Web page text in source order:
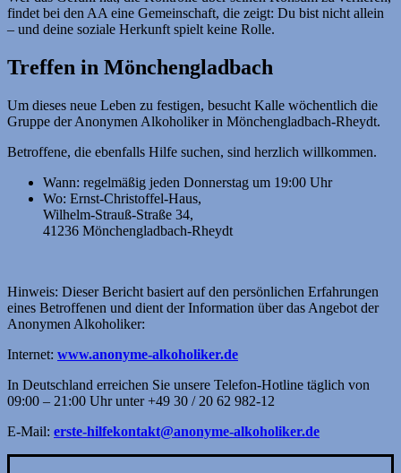
findet bei den AA eine Gemeinschaft, die zeigt: Du bist nicht allein
– und deine soziale Herkunft spielt keine Rolle.
Treffen in Mönchengladbach
Um dieses neue Leben zu festigen, besucht Kalle wöchentlich die
Gruppe der Anonymen Alkoholiker in Mönchengladbach-Rheydt.
Betroffene, die ebenfalls Hilfe suchen, sind herzlich willkommen.
Wann: regelmäßig jeden Donnerstag um 19:00 Uhr
Wo: Ernst-Christoffel-Haus,
Wilhelm-Strauß-Straße 34,
41236 Mönchengladbach-Rheydt
Hinweis: Dieser Bericht basiert auf den persönlichen Erfahrungen
eines Betroffenen und dient der Information über das Angebot der
Anonymen Alkoholiker:
Internet: www.anonyme-alkoholiker.de
In Deutschland erreichen Sie unsere Telefon-Hotline täglich von
09:00 – 21:00 Uhr unter +49 30 / 20 62 982-12
E-Mail: erste-hilfekontakt@anonyme-alkoholiker.de